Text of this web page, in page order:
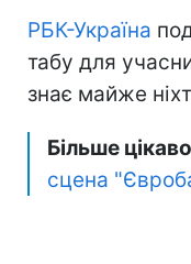
РБК-Україна
табу для
знає майже
Більше
сцена